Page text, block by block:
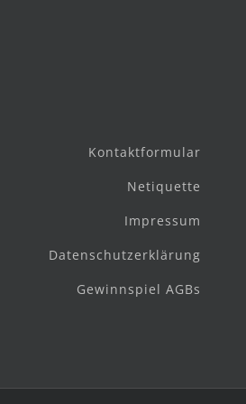
Kontaktformular
Netiquette
Impressum
Datenschutzerklärung
Gewinnspiel AGBs